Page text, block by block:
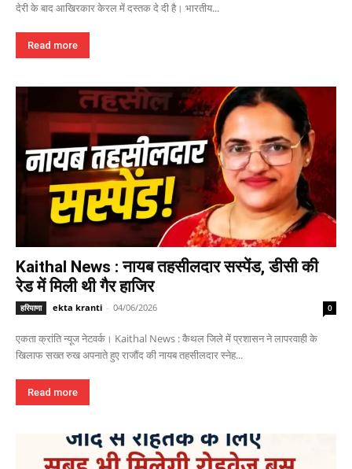
देरी के बाद आखिरकार केरल में दस्तक दे दी है। भारतीय...
Read more
Kaithal News : नायब तहसीलदार सस्पेंड, डीसी की
रेड में मिली थी गैर हाजिर
हरियाणा ekta kranti - 04/06/2026 0
एकता क्रांति न्यूज नेटवर्क। Kaithal News : कैथल जिले में प्रशासन ने लापरवाही के
खिलाफ सख्त रुख अपनाते हुए राजौंद की नायब तहसीलदार स्नेह...
Read more